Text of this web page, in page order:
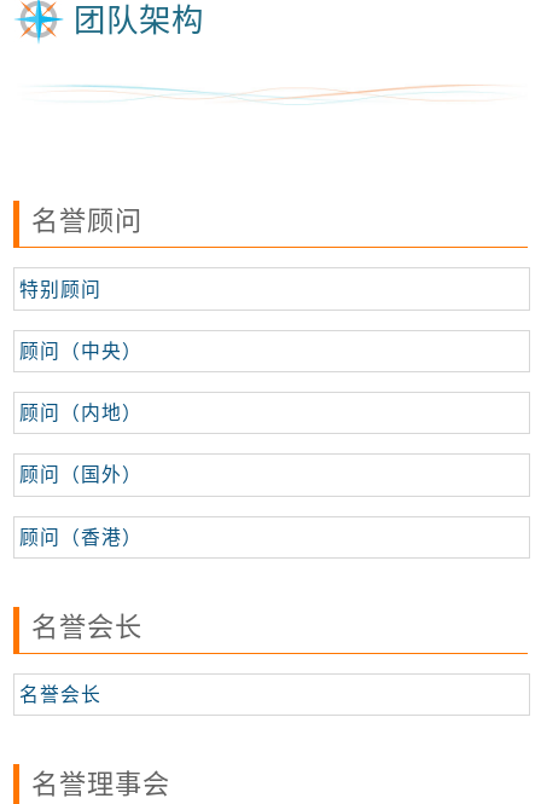
团队架构
名誉顾问
特别顾问
顾问（中央）
顾问（内地）
顾问（国外）
顾问（香港）
名誉会长
名誉会长
名誉理事会